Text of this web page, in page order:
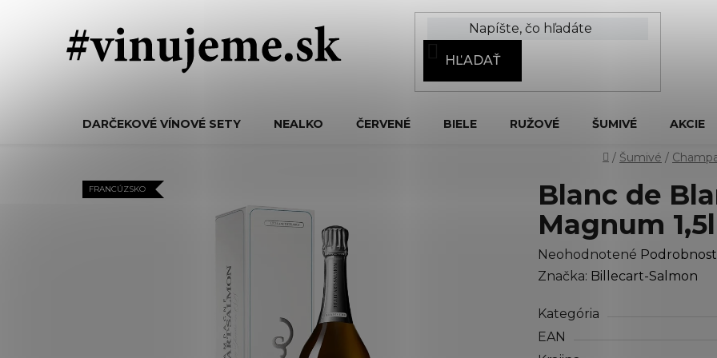
HĽADAŤ
DARČEKOVÉ VÍNOVÉ SETY NEALKO ČERVENÉ BIELE RUŽOVÉ ŠUMIVÉ AKCIE
Domov
/ Šumivé /
Blanc de
Magnum 1,5l
Priemerné
hodnotenie
je
0,0
Neohodnotené
Značka: Billecart-Salmon
Kategória
EAN
FRANCÚZSKO